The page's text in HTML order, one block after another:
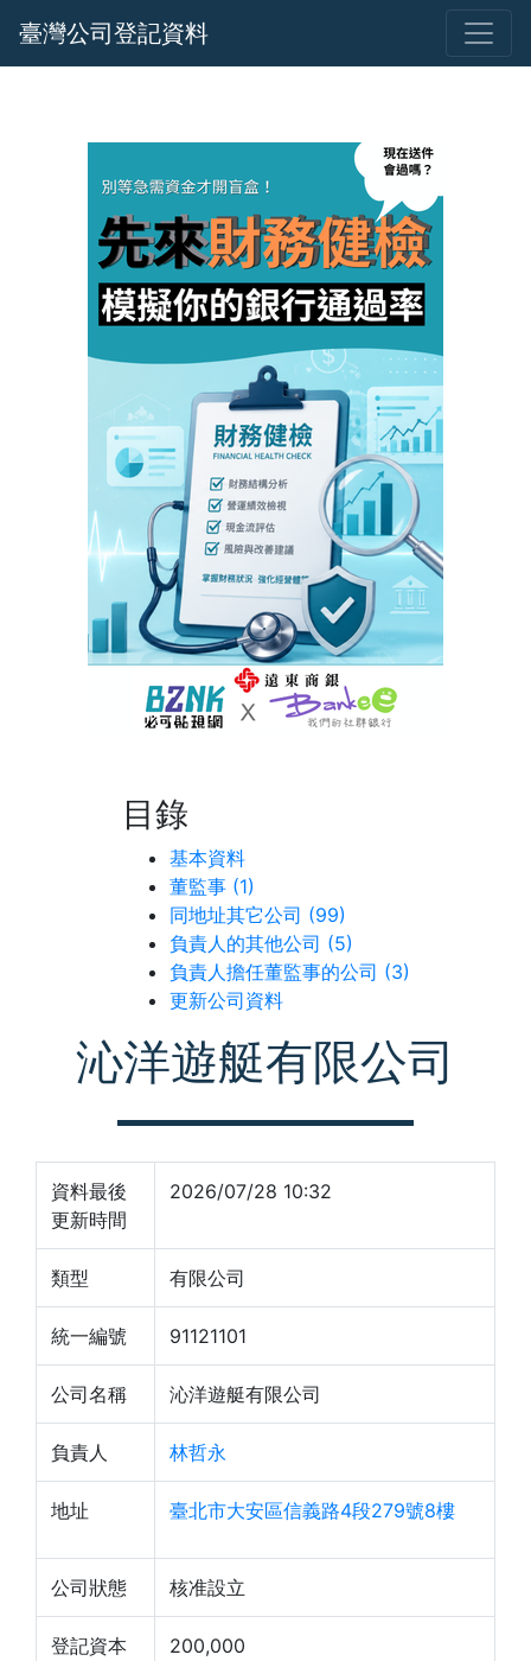
臺灣公司登記資料
目錄
基本資料
董監事 (1)
同地址其它公司 (99)
負責人的其他公司 (5)
負責人擔任董監事的公司 (3)
更新公司資料
沁洋遊艇有限公司
資料最後
更新時間
2026/07/28 10:32
類型 有限公司
統一編號 91121101
公司名稱 沁洋遊艇有限公司
負責人 林哲永
地址 臺北市大安區信義路4段279號8樓
公司狀態 核准設立
登記資本
200,000